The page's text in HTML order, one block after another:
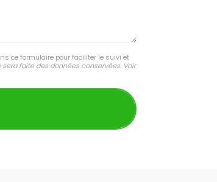
ce formulaire pour faciliter le suivi et
faite des données conservées. Voir